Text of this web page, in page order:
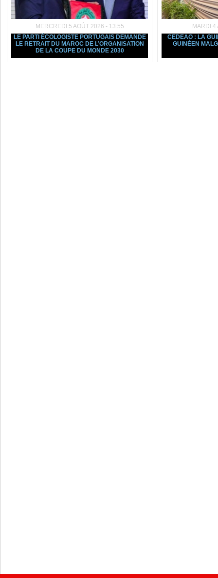
MERCREDI 5 AOÛT 2026 - 13:55
LE PARTI ÉCOLOGISTE PORTUGAIS DEMANDE
LE RETRAIT DU MAROC DE L’ORGANISATION
DE LA COUPE DU MONDE 2030
MARDI
CEDEAO : LA
GUINÉEN